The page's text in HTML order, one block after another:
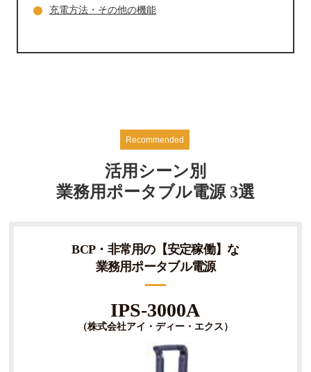
充電方法・その他の機能
活用シーン別
業務用ポータブル電源 3選
BCP・非常用の【安定稼働】な
業務用ポータブル電源
IPS-3000A
（株式会社アイ・ディー・エクス）